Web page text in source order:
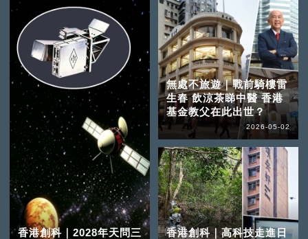
香港創科｜2028年天問三
無處不旅遊｜戰前騎樓雷
生春 飲涼茶睇中醫 香港
基金教父在此出世？
2026-05-02
香港創科｜高科技走進日